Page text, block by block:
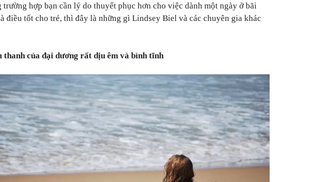
trường hợp bạn cần lý do thuyết phục hơn cho việc dành một ngày ở bãi
điều tốt cho trẻ, thì đây là những gì Lindsey Biel và các chuyên gia khác
thanh của đại dương rất dịu êm và bình tĩnh